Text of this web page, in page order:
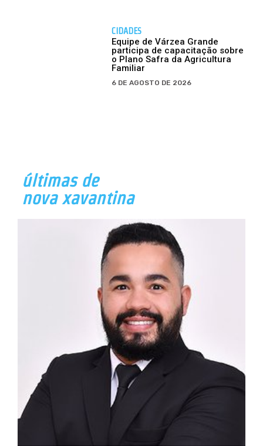
CIDADES
Equipe de Várzea Grande
participa de capacitação sobre
o Plano Safra da Agricultura
Familiar
6 DE AGOSTO DE 2026
últimas de
nova xavantina